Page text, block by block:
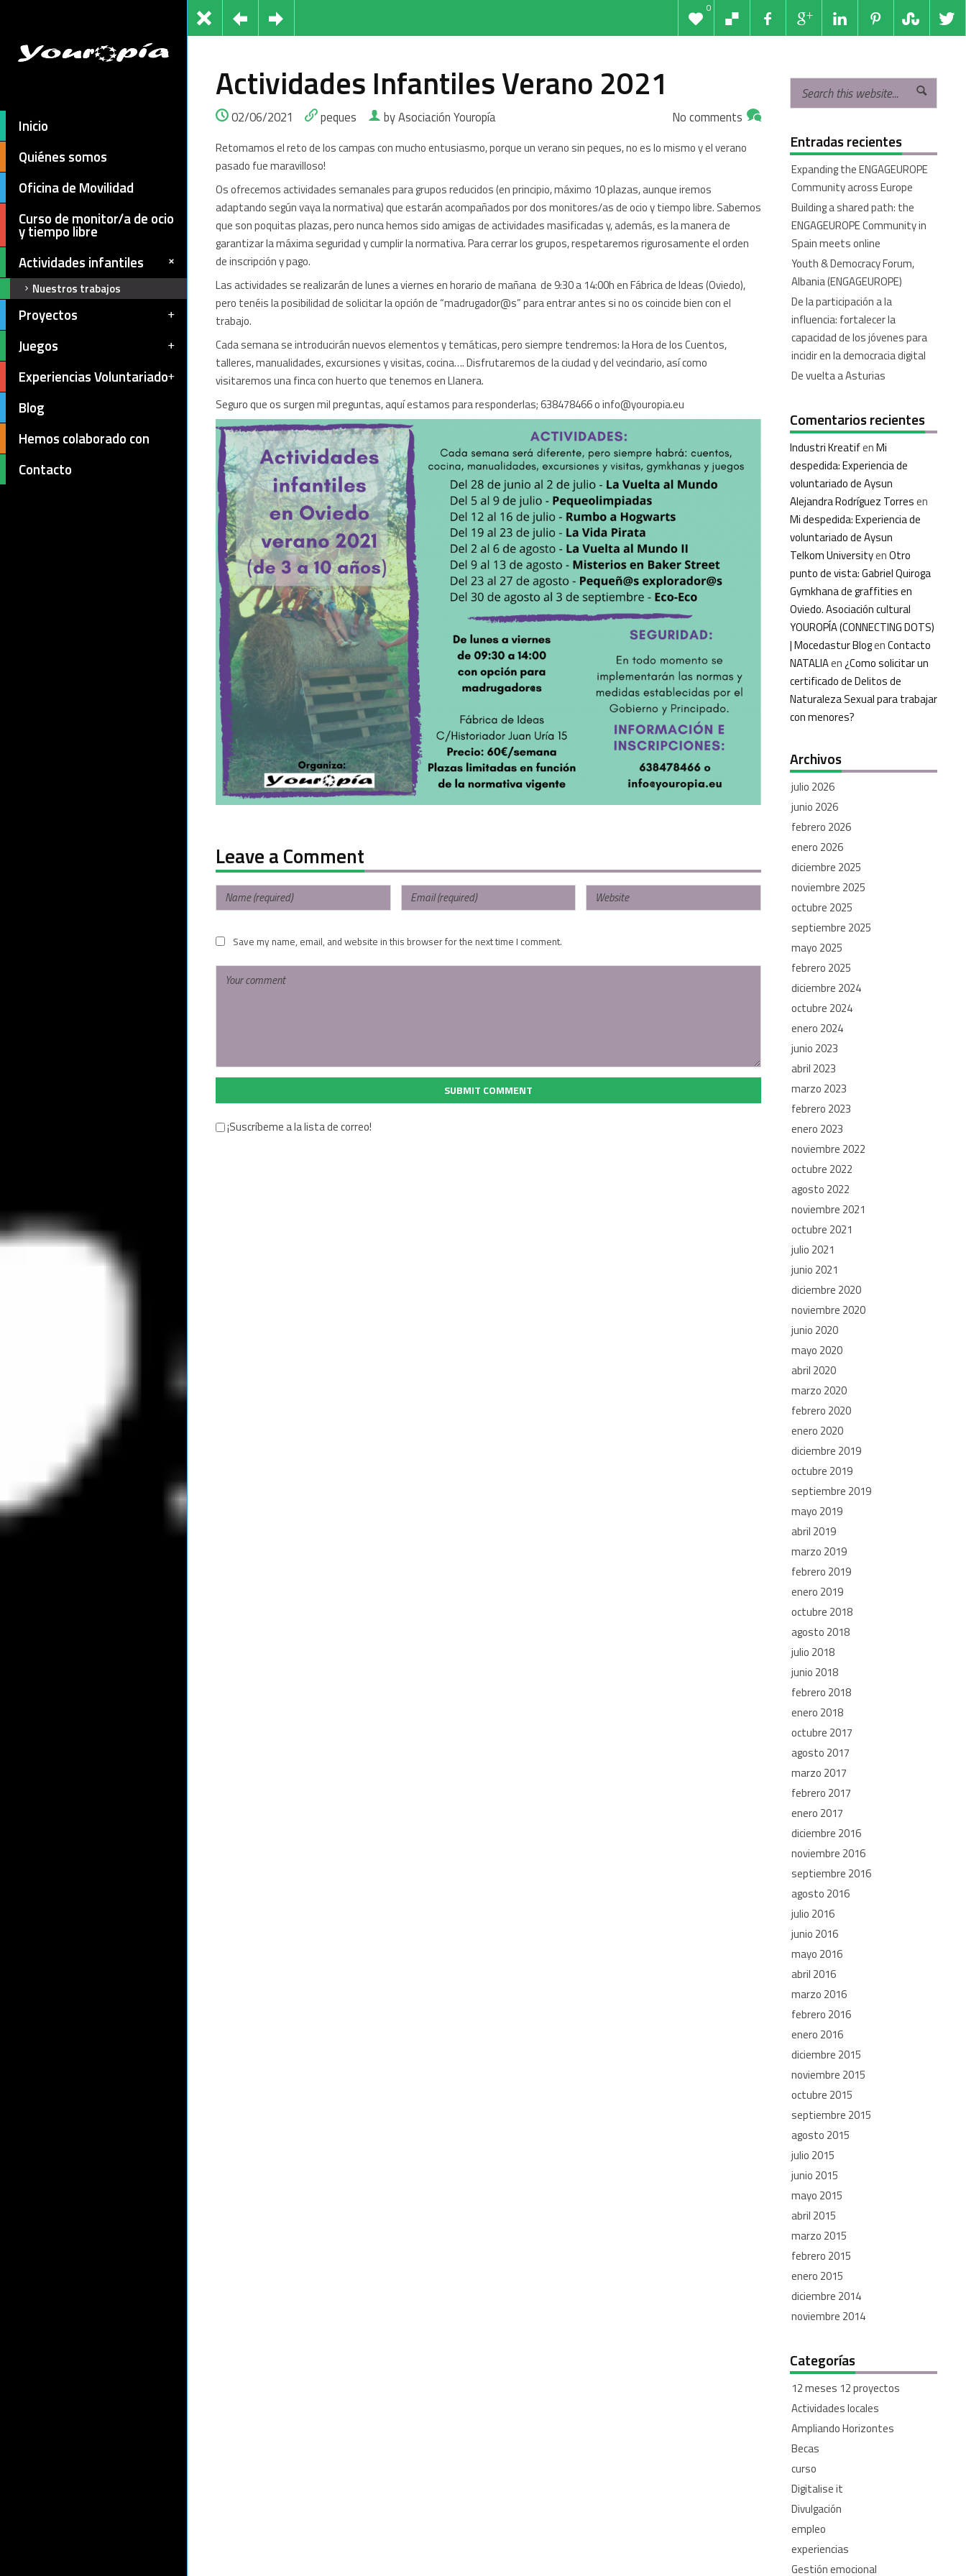
Inicio
Quiénes somos
Oficina de Movilidad
Curso de monitor/a de ocio
y tiempo libre
Actividades infantiles
Nuestros trabajos
Proyectos
Juegos
Experiencias Voluntariado
Blog
Hemos colaborado con
Contacto
Actividades Infantiles Verano 2021
02/06/2021 peques by Asociación Youropía No comments
Retomamos el reto de los campas con mucho entusiasmo, porque un verano sin peques, no es lo mismo y el verano
pasado fue maravilloso!
Os ofrecemos actividades semanales para grupos reducidos (en principio, máximo 10 plazas, aunque iremos
adaptando según vaya la normativa) que estarán acompañados por dos monitores/as de ocio y tiempo libre. Sabemos
que son poquitas plazas, pero nunca hemos sido amigas de actividades masificadas y, además, es la manera de
garantizar la máxima seguridad y cumplir la normativa. Para cerrar los grupos, respetaremos rigurosamente el orden
de inscripción y pago.
Las actividades se realizarán de lunes a viernes en horario de mañana de 9:30 a 14:00h en Fábrica de Ideas (Oviedo),
pero tenéis la posibilidad de solicitar la opción de “madrugador@s” para entrar antes si no os coincide bien con el
trabajo.
Cada semana se introducirán nuevos elementos y temáticas, pero siempre tendremos: la Hora de los Cuentos,
talleres, manualidades, excursiones y visitas, cocina…. Disfrutaremos de la ciudad y del vecindario, así como
visitaremos una finca con huerto que tenemos en Llanera.
Seguro que os surgen mil preguntas, aquí estamos para responderlas; 638478466 o info@youropia.eu
Leave a Comment
Save my name, email, and website in this browser for the next time I comment.
SUBMIT COMMENT
¡Suscríbeme a la lista de correo!
Entradas recientes
Expanding the ENGAGEUROPE
Community across Europe
Building a shared path: the
ENGAGEUROPE Community in
Spain meets online
Youth & Democracy Forum,
Albania (ENGAGEUROPE)
De la participación a la
influencia: fortalecer la
capacidad de los jóvenes para
incidir en la democracia digital
De vuelta a Asturias
Comentarios recientes
Industri KreatifenMi
despedida: Experiencia de
voluntariado de Aysun
Alejandra Rodríguez Torresen
Mi despedida: Experiencia de
voluntariado de Aysun
Telkom UniversityenOtro
punto de vista: Gabriel Quiroga
Gymkhana de graffities en
Oviedo. Asociación cultural
YOUROPÍA (CONNECTING DOTS)
| Mocedastur BlogenContacto
NATALIAen¿Como solicitar un
certificado de Delitos de
Naturaleza Sexual para trabajar
con menores?
Archivos
julio 2026
junio 2026
febrero 2026
enero 2026
diciembre 2025
noviembre 2025
octubre 2025
septiembre 2025
mayo 2025
febrero 2025
diciembre 2024
octubre 2024
enero 2024
junio 2023
abril 2023
marzo 2023
febrero 2023
enero 2023
noviembre 2022
octubre 2022
agosto 2022
noviembre 2021
octubre 2021
julio 2021
junio 2021
diciembre 2020
noviembre 2020
junio 2020
mayo 2020
abril 2020
marzo 2020
febrero 2020
enero 2020
diciembre 2019
octubre 2019
septiembre 2019
mayo 2019
abril 2019
marzo 2019
febrero 2019
enero 2019
octubre 2018
agosto 2018
julio 2018
junio 2018
febrero 2018
enero 2018
octubre 2017
agosto 2017
marzo 2017
febrero 2017
enero 2017
diciembre 2016
noviembre 2016
septiembre 2016
agosto 2016
julio 2016
junio 2016
mayo 2016
abril 2016
marzo 2016
febrero 2016
enero 2016
diciembre 2015
noviembre 2015
octubre 2015
septiembre 2015
agosto 2015
julio 2015
junio 2015
mayo 2015
abril 2015
marzo 2015
febrero 2015
enero 2015
diciembre 2014
noviembre 2014
Categorías
12 meses 12 proyectos
Actividades locales
Ampliando Horizontes
Becas
curso
Digitalise it
Divulgación
empleo
experiencias
Gestión emocional
0